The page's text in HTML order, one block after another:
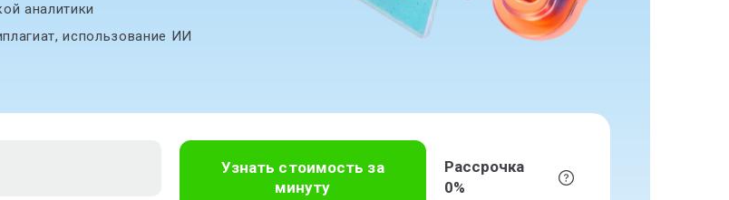
аналитики
использование ИИ
Узнать стоимость за
минуту
Рассрочка
0%